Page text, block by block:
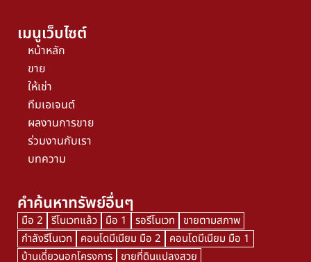
เมนูเว็บไซต์
หน้าหลัก
ขาย
ให้เช่า
ทีมเอเจนต์
ผลงานการขาย
ร่วมงานกับเรา
บทความ
คำค้นหาทรัพย์อื่นๆ
มือ 2 รีโนเวทแล้ว มือ 1 รอรีโนเวท
ขายตามสภาพ
กำลังรีโนเวท
คอนโดมีเนียม มือ 2
คอนโดมีเนียม มือ 1
บ้านเดี่ยวนอกโครงการ ขายที่ดินแปลงสวย